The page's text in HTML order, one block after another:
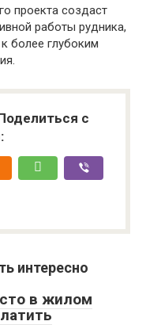
проекта создаст
работы рудника,
более глубоким
с
интересно
в жилом